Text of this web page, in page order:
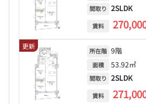
間取り 2SLDK
賃料
更新
所在階 9階
面積 53.92㎡
間取り 2SLDK
賃料